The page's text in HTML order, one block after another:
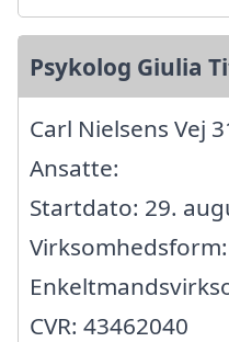
Psykolog Giulia
Carl Nielsens Vej
Ansatte:
Startdato: 29.
Virksomhedsform:
CVR: 43462040